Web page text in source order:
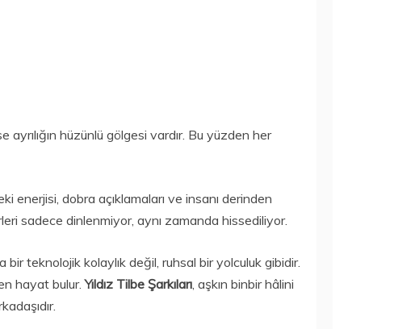
hüzünlü gölgesi vardır. Bu yüzden her
enerjisi, dobra açıklamaları ve insanı derinden
sadece dinlenmiyor, aynı zamanda hissediliyor.
bir teknolojik kolaylık değil, ruhsal bir yolculuk gibidir.
hayat bulur.Yıldız Tilbe Şarkıları, aşkın binbir hâlini